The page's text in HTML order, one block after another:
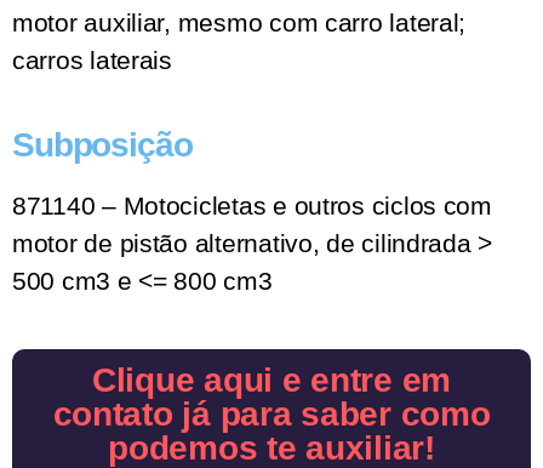
motor auxiliar, mesmo com carro lateral;
carros laterais
Subposição
871140 – Motocicletas e outros ciclos com
motor de pistão alternativo, de cilindrada >
500 cm3 e <= 800 cm3
Clique aqui e entre em
contato já para saber como
podemos te auxiliar!